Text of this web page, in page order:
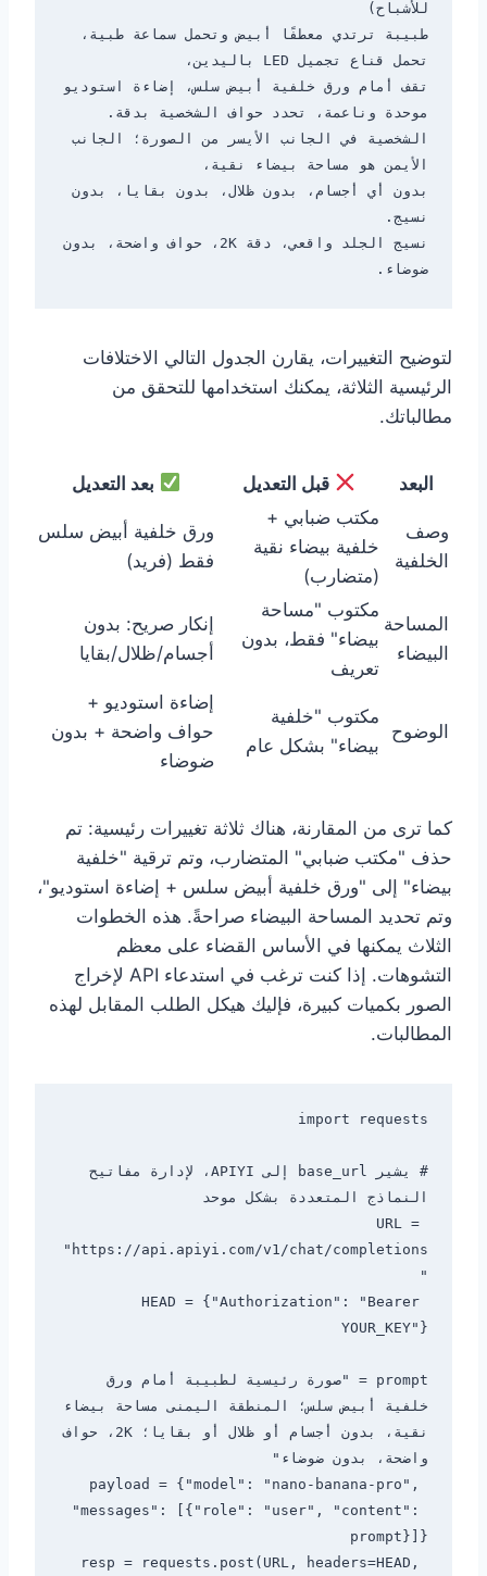
ضوضاء.
لتوضيح التغييرات، يقارن الجدول التالي الاختلافات
الرئيسية الثلاثة، يمكنك استخدامها للتحقق من
مطالباتك.
البعد قبل التعديل بعد التعديل
وصف
الخلفية
مكتب ضبابي +
خلفية بيضاء نقية
(متضارب)
ورق خلفية أبيض سلس
فقط (فريد)
المساحة
البيضاء
مكتوب "مساحة
بيضاء" فقط، بدون
تعريف
إنكار صريح: بدون
أجسام/ظلال/بقايا
الوضوح
مكتوب "خلفية
بيضاء" بشكل عام
إضاءة استوديو +
حواف واضحة + بدون
ضوضاء
كما ترى من المقارنة، هناك ثلاثة تغييرات رئيسية: تم
حذف "مكتب ضبابي" المتضارب، وتم ترقية "خلفية
بيضاء" إلى "ورق خلفية أبيض سلس + إضاءة استوديو"،
وتم تحديد المساحة البيضاء صراحةً. هذه الخطوات
الثلاث يمكنها في الأساس القضاء على معظم
التشوهات. إذا كنت ترغب في استدعاء API لإخراج
الصور بكميات كبيرة، فإليك هيكل الطلب المقابل لهذه
المطالبات.
URL =
"https://api.apiyi.com/v1/chat/completions
HEAD = {"Authorization": "Bearer
نقية، بدون أجسام أو ظلال أو بقايا؛ 2K، حواف
payload = {"model": "nano-banana-pro",
"messages": [{"role": "user", "content":
resp = requests.post(URL, headers=HEAD,